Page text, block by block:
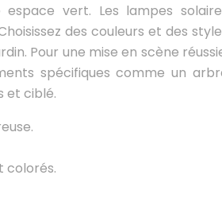
vert. Les lampes
des couleurs et des
Pour une mise en scène
spécifiques comme un
et ciblé.
colorés.